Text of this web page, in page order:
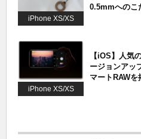
iPhone XS/XS
0.5mmへのこ
iPhone XS/XS
【iOS】人気
ージョンアッ
マートRAWを